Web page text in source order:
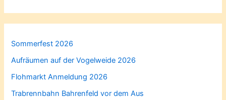
Sommerfest 2026
Aufräumen auf der Vogelweide 2026
Flohmarkt Anmeldung 2026
Trabrennbahn Bahrenfeld vor dem Aus